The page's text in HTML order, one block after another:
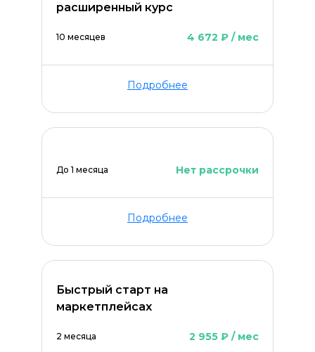
расширенный курс
10 месяцев 4 672 ₽ / мес
Подробнее
До 1 месяца Нет рассрочки
Подробнее
Быстрый старт на
маркетплейсах
2 месяца 2 955 ₽ / мес